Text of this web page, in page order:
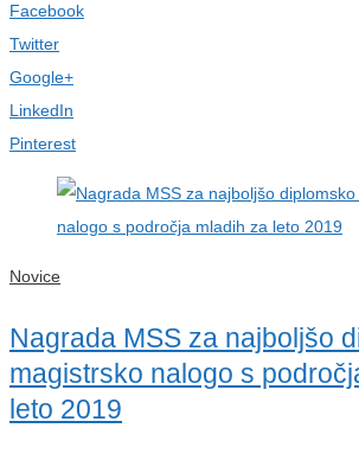
Facebook
Twitter
Google+
LinkedIn
Pinterest
Novice
Nagrada MSS za najboljšo
magistrsko nalogo s
leto 2019